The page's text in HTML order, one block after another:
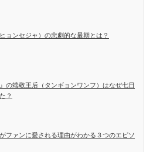
ョンセジャ）の悲劇的な最期とは？
』の端敬王后（タンギョンワンフ）はなぜ七日
？
ファンに愛される理由がわかる３つのエピソ